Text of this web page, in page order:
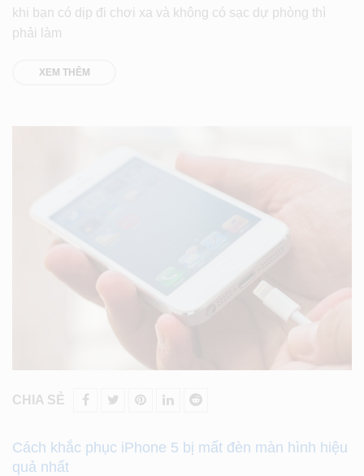
khi bạn có dịp đi chơi xa và không có sạc dự phòng thì
phải làm
XEM THÊM
CHIA SẺ
Cách khắc phục iPhone 5 bị mất đèn màn hình hiệu
quả nhất